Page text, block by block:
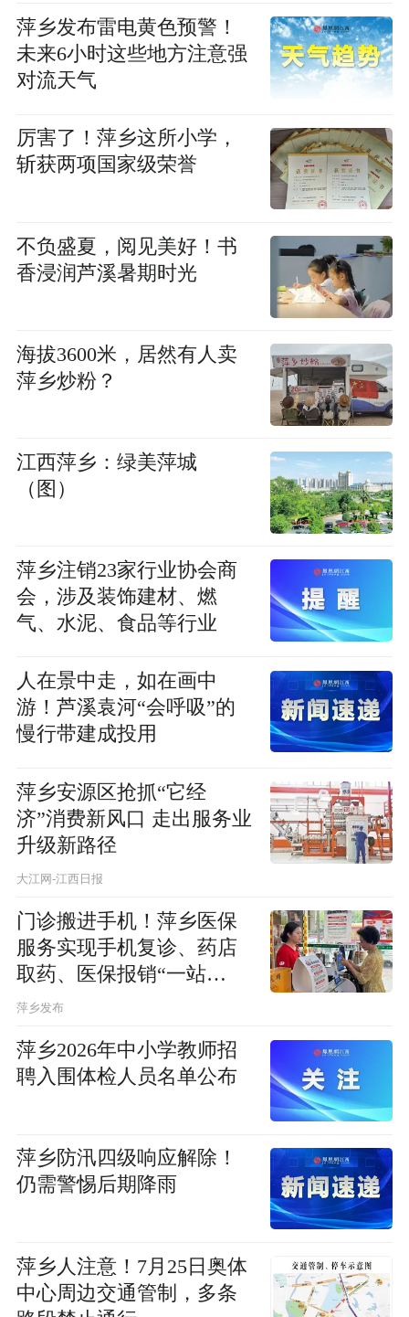
萍乡发布雷电黄色预警！
未来6小时这些地方注意强
对流天气
厉害了！萍乡这所小学，
斩获两项国家级荣誉
不负盛夏，阅见美好！书
香浸润芦溪暑期时光
海拔3600米，居然有人卖
萍乡炒粉？
江西萍乡：绿美萍城
（图）
萍乡注销23家行业协会商
会，涉及装饰建材、燃
气、水泥、食品等行业
人在景中走，如在画中
游！芦溪袁河“会呼吸”的
慢行带建成投用
萍乡安源区抢抓“它经
济”消费新风口 走出服务业
升级新路径
大江网-江西日报
门诊搬进手机！萍乡医保
服务实现手机复诊、药店
取药、医保报销“一站
式”办理
萍乡发布
萍乡2026年中小学教师招
聘入围体检人员名单公布
萍乡防汛四级响应解除！
仍需警惕后期降雨
萍乡人注意！7月25日奥体
中心周边交通管制，多条